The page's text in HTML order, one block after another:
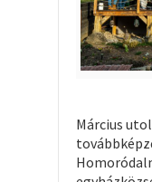
Március